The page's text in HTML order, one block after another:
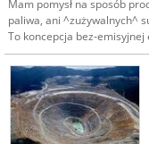
Mam pomysł na sposób
paliwa, ani ^zużywalnych^
To koncepcja bez-